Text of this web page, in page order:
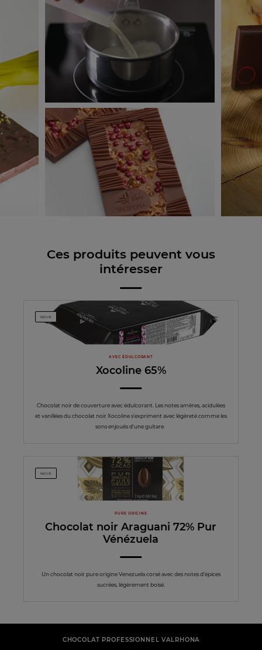
Ces produits peuvent vous
intéresser
NOIR
AVEC ÉDULCORANT
Xocoline 65%
Chocolat noir de couverture avec édulcorant. Les notes amères, acidulées
et vanillées du chocolat noir Xocoline s'expriment avec légèreté comme les
sons enjoués d'une guitare.
NOIR
PURE ORIGINE
Chocolat noir Araguani 72% Pur
Vénézuela
Un chocolat noir pure origine Venezuela corsé avec des notes d’épices
sucrées, légèrement boisé.
CHOCOLAT PROFESSIONNEL VALRHONA